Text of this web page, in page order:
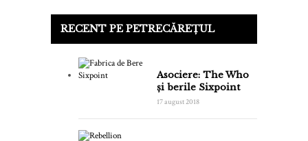
RECENT PE PETRECĂREȚUL
Asociere: The Who
și berile Sixpoint
17 august 2018